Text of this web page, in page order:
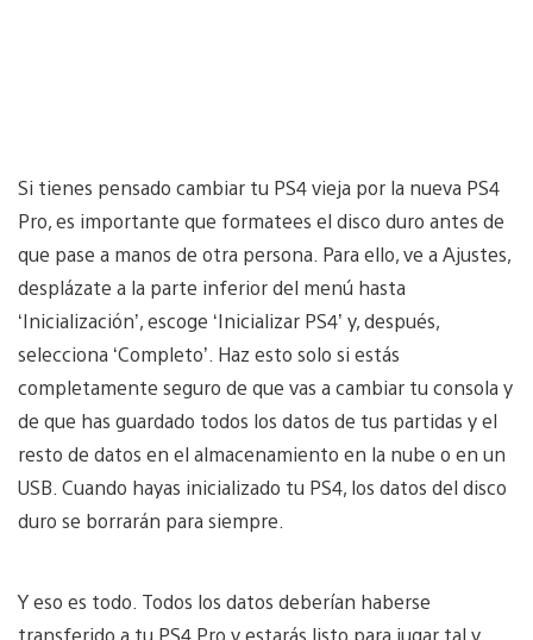
Si tienes pensado cambiar tu PS4 vieja por la nueva PS4
Pro, es importante que formatees el disco duro antes de
que pase a manos de otra persona. Para ello, ve a Ajustes,
desplázate a la parte inferior del menú hasta
‘Inicialización’, escoge ‘Inicializar PS4’ y, después,
selecciona ‘Completo’. Haz esto solo si estás
completamente seguro de que vas a cambiar tu consola y
de que has guardado todos los datos de tus partidas y el
resto de datos en el almacenamiento en la nube o en un
USB. Cuando hayas inicializado tu PS4, los datos del disco
duro se borrarán para siempre.
Y eso es todo. Todos los datos deberían haberse
transferido a tu PS4 Pro y estarás listo para jugar tal y